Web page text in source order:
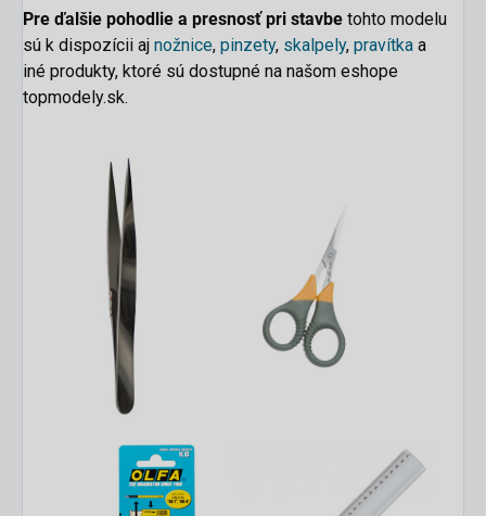
Pre ďalšie pohodlie a presnosť pri stavbe tohto modelu
sú k dispozícii aj nožnice, pinzety, skalpely, pravítka a
iné produkty, ktoré sú dostupné na našom eshope
topmodely.sk.